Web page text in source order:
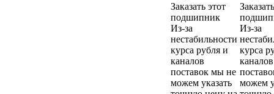
Заказать этот
подшипник
Из-за
нестабильности
курса рубля и
каналов
поставок мы не
можем указать
Из-за
курса
каналов
можем